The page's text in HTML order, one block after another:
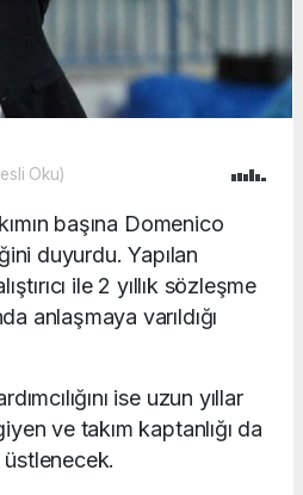
Oku)
başına Domenico
duyurdu. Yapılan
ile 2 yıllık sözleşme
anlaşmaya varıldığı
ise uzun yıllar
ve takım kaptanlığı da